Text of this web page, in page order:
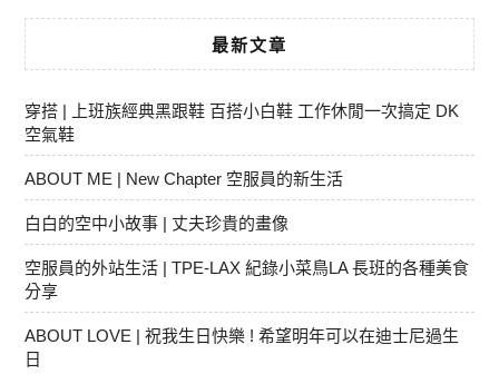
最新文章
穿搭 | 上班族經典黑跟鞋 百搭小白鞋 工作休閒一次搞定 DK
空氣鞋
ABOUT ME | New Chapter 空服員的新生活
白白的空中小故事 | 丈夫珍貴的畫像
空服員的外站生活 | TPE-LAX 紀錄小菜鳥LA 長班的各種美食
分享
ABOUT LOVE | 祝我生日快樂 ! 希望明年可以在迪士尼過生
日